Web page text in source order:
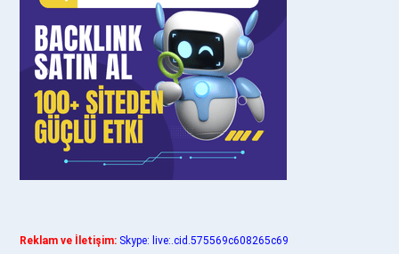
Reklam ve İletişim: Skype: live:.cid.575569c608265c69